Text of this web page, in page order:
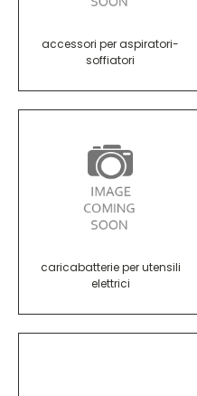
accessori per aspiratori-
soffiatori
caricabatterie per utensili
elettrici